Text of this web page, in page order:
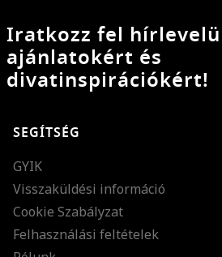
Iratkozz fel
ajánlatokért és
divatinspirációkért!
SEGÍTSÉG
GYIK
Visszaküldési információ
Cookie Szabályzat
Felhasználási feltételek